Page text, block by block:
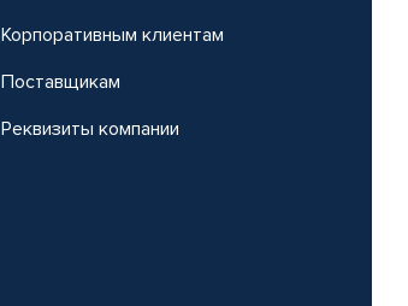
Корпоративным клиентам
Поставщикам
Реквизиты компании